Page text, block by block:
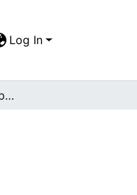
Log In
Francisco Maturana en practicas técnicas.